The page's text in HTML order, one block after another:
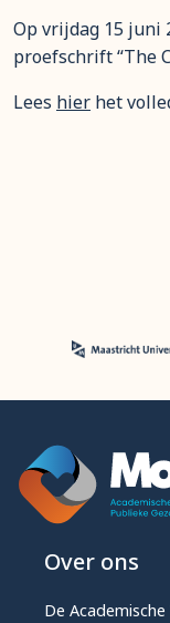
Op vrijdag 15 juni
proefschrift “The
Lees hier het
Over ons
De